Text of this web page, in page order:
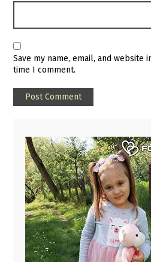
Save my name, email, and
time I comment.